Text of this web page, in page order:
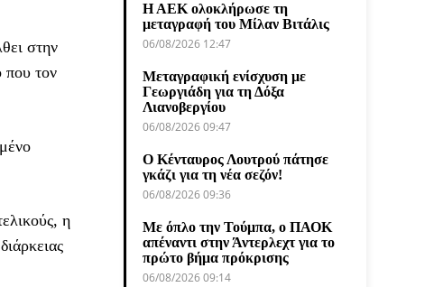
στην
που τον
η
Η ΑΕΚ ολοκλήρωσε τη
μεταγραφή του Μίλαν Βιτάλις
06/08/2026 12:47
Μεταγραφική ενίσχυση με
Γεωργιάδη για τη Δόξα
Λιανοβεργίου
06/08/2026 09:47
Ο Κένταυρος Λουτρού πάτησε
γκάζι για τη νέα σεζόν!
06/08/2026 09:36
Με όπλο την Τούμπα, ο ΠΑΟΚ
απέναντι στην Άντερλεχτ για το
πρώτο βήμα πρόκρισης
06/08/2026 09:14